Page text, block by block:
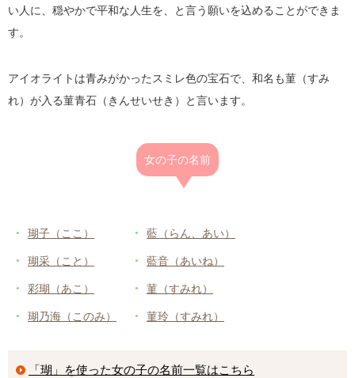
い人に、穏やかで平和な人生を、と言う願いを込めることができま
す。
アイオライトは青みがかったスミレ色の宝石で、和名も菫（すみ
れ）が入る菫青石（きんせいせき）と言います。
女の子の名前
瑚子（ここ）
瑚采（こと）
彩瑚（あこ）
瑚乃海（このみ）
藍（らん、あい）
藍音（あいね）
菫（すみれ）
菫玲（すみれ）
「瑚」を使った女の子の名前一覧はこちら